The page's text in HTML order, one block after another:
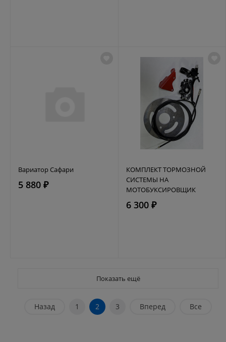
Вариатор Сафари
5 880 ₽
КОМПЛЕКТ ТОРМОЗНОЙ
СИСТЕМЫ НА
МОТОБУКСИРОВЩИК
6 300 ₽
Показать ещё
Назад 1 2 3 Вперед Все